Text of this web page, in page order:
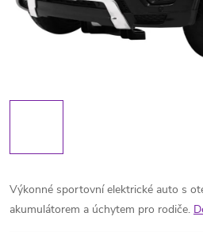
Výkonné sportovní elektrické auto s
akumulátorem a úchytem pro rodiče.